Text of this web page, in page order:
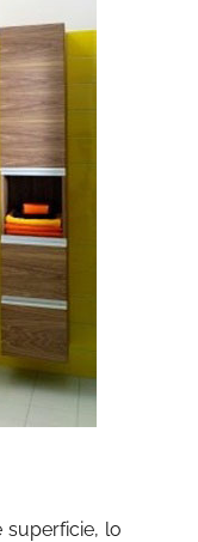
superficie, lo